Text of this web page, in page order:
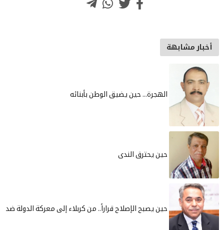
مشابهة
الهجرة... حين يضيق الوطن بأبنائه
حين يحترق الندى
حين يصبح الإصلاح قراراً.. من كربلاء إلى معركة الدولة ضد